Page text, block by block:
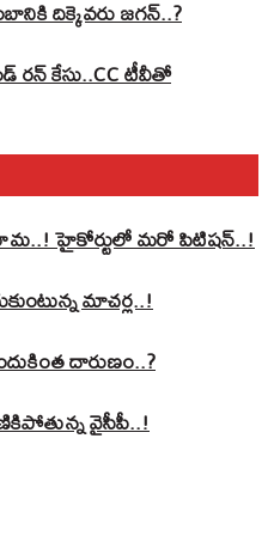
దిక్కెవరు జగన్..?
రన్ కేసు..CC టీవీతో
హైకోర్టులో మరో పిటిషన్..!
మాచర్ల..!
దారుణం..?
వైసీపీ..!